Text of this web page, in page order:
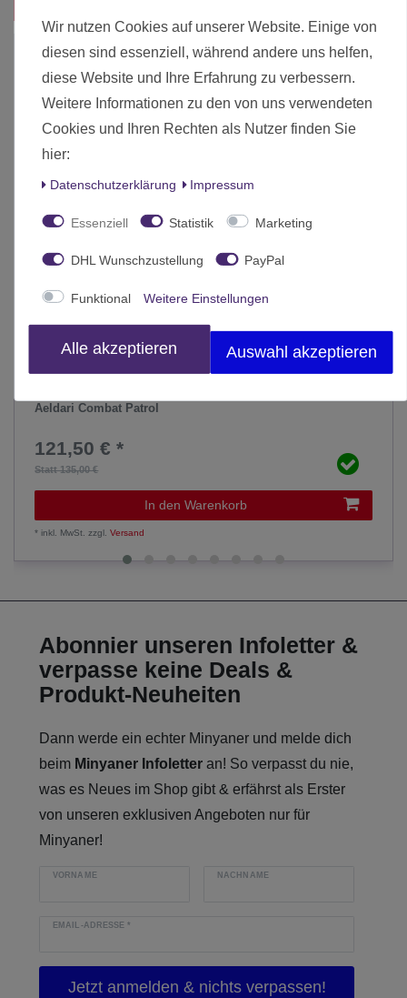
-10%
Aeldari Combat Patrol
Statt 135,00 €
121,50 € *
In den Warenkorb
*inkl. MwSt. zzgl.Versand
Abonnier unseren Infoletter &
verpasse keine Deals &
Produkt-Neuheiten
Dann werde ein echter Minyaner und melde dich
beim Minyaner Infoletter an! So verpasst du nie,
was es Neues im Shop gibt & erfährst als Erster
von unseren exklusiven Angeboten nur für
Minyaner!
VORNAME NACHNAME
EMAIL-ADRESSE*
Wir nutzen Cookies auf unserer Website. Einige von
diesen sind essenziell, während andere uns helfen,
diese Website und Ihre Erfahrung zu verbessern.
Weitere Informationen zu den von uns verwendeten
Cookies und Ihren Rechten als Nutzer finden Sie
hier:
Daten­schutz­erklärung Impressum
Essenziell Statistik Marketing
DHL Wunschzustellung PayPal
Funktional Weitere Einstellungen
Alle akzeptieren Auswahl akzeptieren